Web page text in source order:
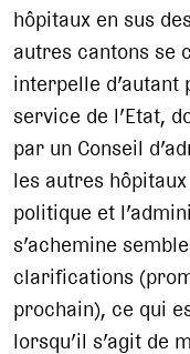
hôpitaux en sus
autres cantons se
interpelle d’autant
service de l’Etat,
par un Conseil
les autres
politique et
s’achemine
clarifications
prochain), ce qui
lorsqu’il s’agit de